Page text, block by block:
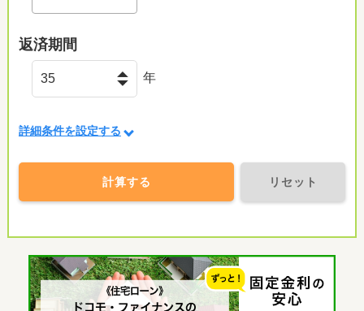
返済期間
年
詳細条件を設定する
計算する リセット